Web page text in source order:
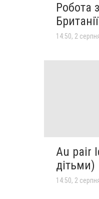
Робота
Британії
14:50, 2
Au pair
дітьми)
14:50, 2